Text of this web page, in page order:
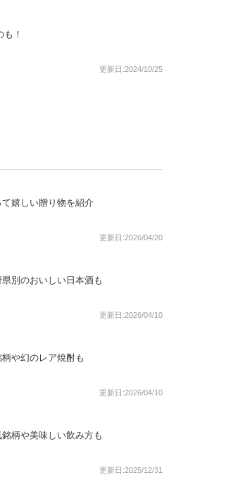
！
更新日:2024/10/25
嬉しい贈り物を紹介
更新日:2026/04/20
別のおいしい日本酒も
更新日:2026/04/10
や幻のレア焼酎も
更新日:2026/04/10
柄や美味しい飲み方も
更新日:2025/12/31